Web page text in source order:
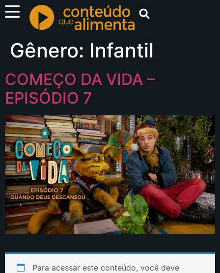
Espetáculos
Documentários
Ministrações
Kids
Clássicos
Musical
ENTRAR
Gênero: Infantil
COMEÇO DA VIDA –
EPISÓDIO 7
Para acessar este conteúdo, você deve